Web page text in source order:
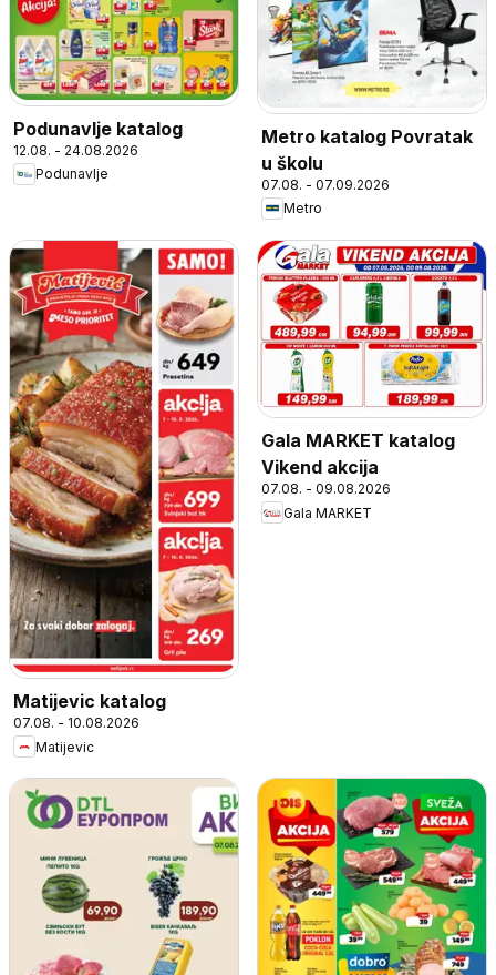
Podunavlje katalog
12.08. - 24.08.2026
Podunavlje
Metro katalog Povratak
u školu
07.08. - 07.09.2026
Metro
Matijevic katalog
07.08. - 10.08.2026
Matijevic
Gala MARKET katalog
Vikend akcija
07.08. - 09.08.2026
Gala MARKET